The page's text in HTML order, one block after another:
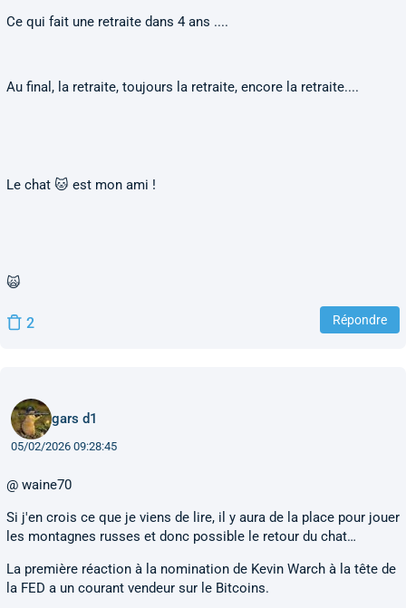
Ce qui fait une retraite dans 4 ans ....
Au final, la retraite, toujours la retraite, encore la retraite....
Le chat 🐱 est mon ami !
🙀
2 Répondre
gars d1
05/02/2026 09:28:45
@ waine70
Si j'en crois ce que je viens de lire, il y aura de la place pour jouer
les montagnes russes et donc possible le retour du chat…
La première réaction à la nomination de Kevin Warch à la tête de
la FED a un courant vendeur sur le Bitcoins.